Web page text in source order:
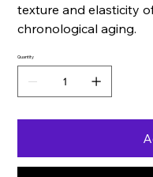
texture and elasticity
chronological aging.
Quantity